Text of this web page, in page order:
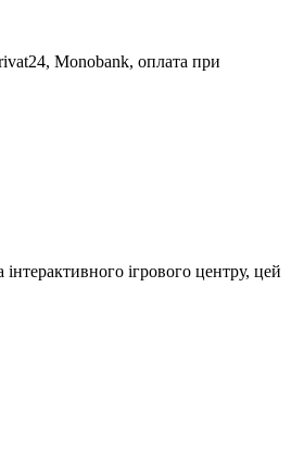
Monobank, оплата при
ігрового центру, цей